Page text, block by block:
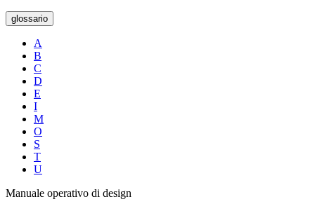
glossario
A
B
C
D
E
I
M
O
S
T
U
Manuale operativo di design